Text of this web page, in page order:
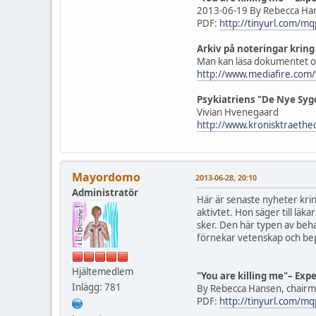
2013-06-19 By Rebecca
PDF: http://tinyurl.com/
Arkiv på noteringar
Man kan läsa dokumentet
http://
Psykiatriens "De Nye
Vivian Hvenegaard
http://
Mayordomo
Administratör
Hjältemedlem
Inlägg: 781
2013-06-28, 20:10
Här är senaste nyheter
aktivtet. Hon säger till
sker. Den här typen av
förnekar vetenskap och
"You are killing me"–
By Rebecca Hansen,
PDF: http://tinyurl.com/